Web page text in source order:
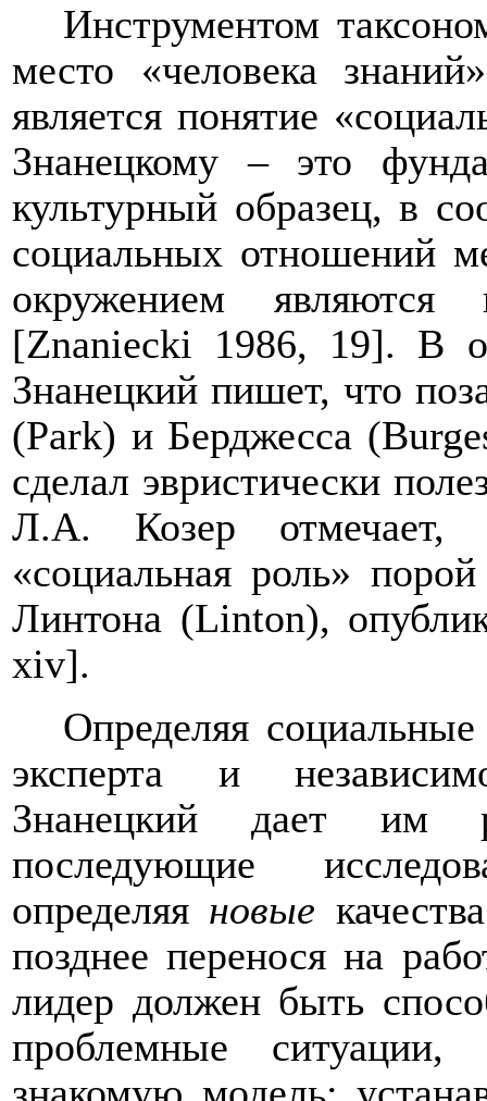
Инструментом
место «человека
является понятие
Знанецкому – это
культурный образец, в
социальных отношений
окружением являются
[Znaniecki 1986, 19]. В
Знанецкий пишет, что
(Park) и Берджесса (
сделал эвристически
Л.А. Козер отмечает,
«социальная роль»
Линтона (Linton),
xiv].
Определяя
эксперта и
Знанецкий дает им
последующие
определяя новые
позднее перенося на
лидер должен быть
проблемные